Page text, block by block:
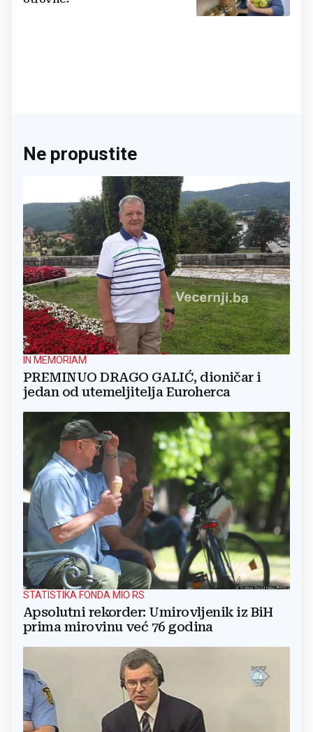
Ne propustite
IN MEMORIAM
PREMINUO DRAGO GALIĆ, dioničar i
jedan od utemeljitelja Euroherca
STATISTIKA FONDA MIO RS
Apsolutni rekorder: Umirovljenik iz BiH
prima mirovinu već 76 godina